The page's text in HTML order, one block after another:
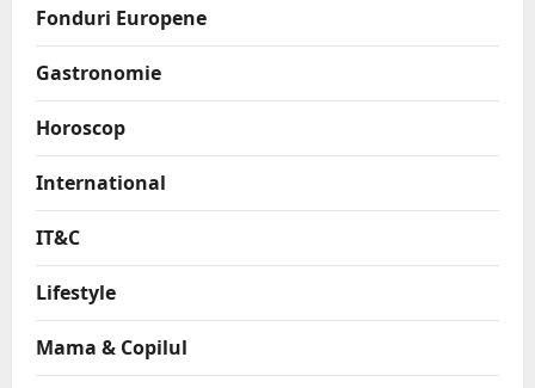
Fonduri Europene
Gastronomie
Horoscop
International
IT&C
Lifestyle
Mama & Copilul